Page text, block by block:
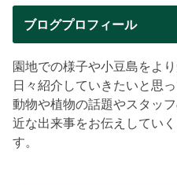
ブログプロフィール
園地での様子や小豆島をよ
日々紹介していきたいと思っ
動物や植物の話題やスタッ
近な出来事をお伝えしてい
す。